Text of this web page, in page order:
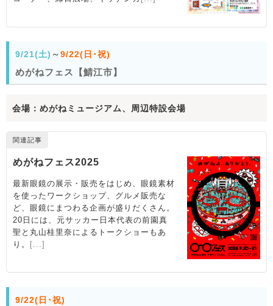
9/21(土) ～9/22(日･祝)
めがねフェス【鯖江市】
会場：めがねミュージアム、周辺特設会場
9/22(日･祝)